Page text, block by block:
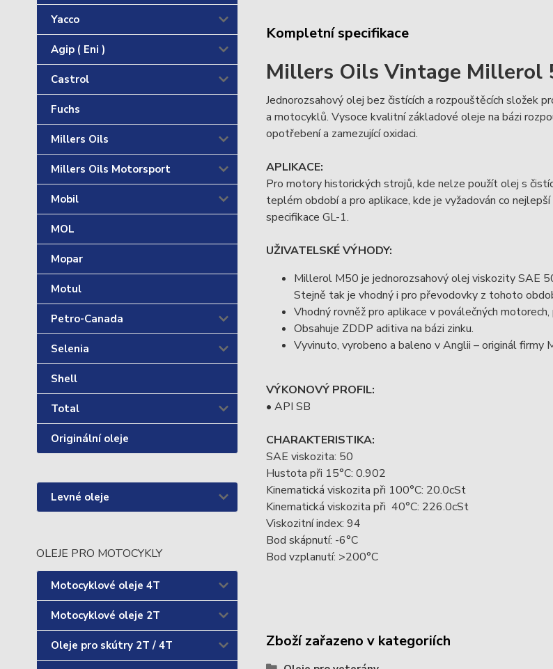
Yacco
Agip ( Eni )
Castrol
Fuchs
Millers Oils
Millers Oils Motorsport
Mobil
MOL
Mopar
Motul
Petro-Canada
Selenia
Shell
Total
Originální oleje
Levné oleje
OLEJE PRO MOTOCYKLY
Motocyklové oleje 4T
Motocyklové oleje 2T
Oleje pro skútry 2T / 4T
Kompletní specifikace
Millers Oils Vintage Millerol
Jednorozsahový olej bez čistících a rozpouštěcích složek
a motocyklů. Vysoce kvalitní základové oleje na bázi
opotřebení a zamezující oxidaci.
APLIKACE:
Pro motory historických strojů, kde nelze použít olej s
teplém období a pro aplikace, kde je vyžadován co
specifikace GL-1.
UŽIVATELSKÉ VÝHODY:
Millerol M50 je jednorozsahový olej viskozity SAE
Stejně tak je vhodný i pro převodovky z tohoto
Vhodný rovněž pro aplikace v poválečných
Obsahuje ZDDP aditiva na bázi zinku.
Vyvinuto, vyrobeno a baleno v Anglii – originál firmy
VÝKONOVÝ PROFIL:
• API SB
CHARAKTERISTIKA:
SAE viskozita: 50
Hustota při 15°C: 0.902
Kinematická viskozita při 100°C: 20.0cSt
Kinematická viskozita při 40°C: 226.0cSt
Viskozitní index: 94
Bod skápnutí: -6°C
Bod vzplanutí: >200°C
Zboží zařazeno v kategoriích